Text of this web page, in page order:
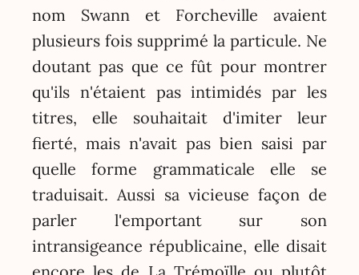
nom Swann et Forcheville avaient
plusieurs fois supprimé la particule. Ne
doutant pas que ce fût pour montrer
qu'ils n'étaient pas intimidés par les
titres, elle souhaitait d'imiter leur
fierté, mais n'avait pas bien saisi par
quelle forme grammaticale elle se
traduisait. Aussi sa vicieuse façon de
parler l'emportant sur son
intransigeance républicaine, elle disait